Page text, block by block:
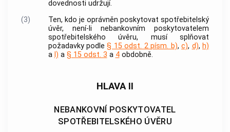
dovednosti udržují.
(3)
Ten, kdo je oprávněn poskytovat spotřebitelský
úvěr, není-li nebankovním poskytovatelem
spotřebitelského úvěru, musí splňovat
požadavky podle§ 15 odst. 2 písm. b),c), d), h)
a l) a § 15 odst. 3 a 4obdobně.
HLAVA II
NEBANKOVNÍ POSKYTOVATEL
SPOTŘEBITELSKÉHO ÚVĚRU